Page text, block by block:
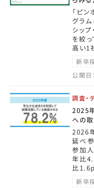
「ピ
グラ
シッ
を絞
高い1
新卒
公開日
調査・
2025
への
2026
延べ
参加
年比
比
新卒